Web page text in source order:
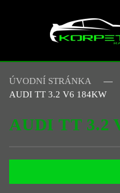
Skip to main content
ÚVODNÍ STRÁNKA
AUDI TT 3.2 V6 184KW
AUDI TT 3.2